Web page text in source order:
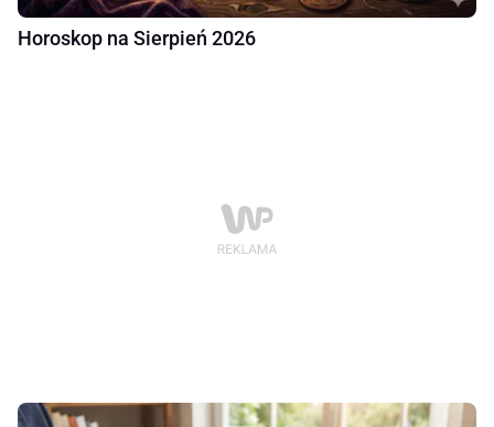
Horoskop na Sierpień 2026